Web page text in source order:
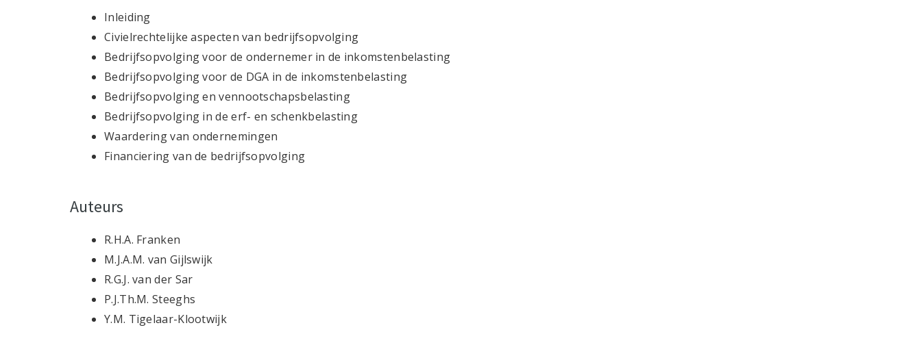
Inleiding
Civielrechtelijke aspecten van bedrijfsopvolging
Bedrijfsopvolging voor de ondernemer in de inkomstenbelasting
Bedrijfsopvolging voor de DGA in de inkomstenbelasting
Bedrijfsopvolging en vennootschapsbelasting
Bedrijfsopvolging in de erf- en schenkbelasting
Waardering van ondernemingen
Financiering van de bedrijfsopvolging
Auteurs
R.H.A. Franken
M.J.A.M. van Gijlswijk
R.G.J. van der Sar
P.J.Th.M. Steeghs
Y.M. Tigelaar-Klootwijk